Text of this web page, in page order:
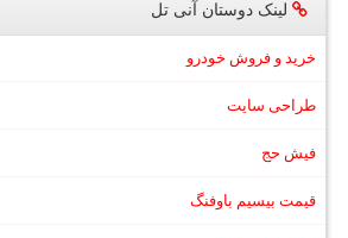
لینک دوستان آنی تل
خرید و فروش خودرو
طراحی سایت
فیش حج
قیمت بیسیم باوفنگ